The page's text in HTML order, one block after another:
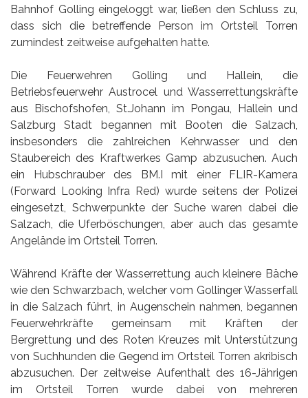
Bahnhof Golling eingeloggt war, ließen den Schluss zu,
dass sich die betreffende Person im Ortsteil Torren
zumindest zeitweise aufgehalten hatte.
Die Feuerwehren Golling und Hallein, die
Betriebsfeuerwehr Austrocel und Wasserrettungskräfte
aus Bischofshofen, St.Johann im Pongau, Hallein und
Salzburg Stadt begannen mit Booten die Salzach,
insbesonders die zahlreichen Kehrwasser und den
Staubereich des Kraftwerkes Gamp abzusuchen. Auch
ein Hubschrauber des BM.I mit einer FLIR-Kamera
(Forward Looking Infra Red) wurde seitens der Polizei
eingesetzt, Schwerpunkte der Suche waren dabei die
Salzach, die Uferböschungen, aber auch das gesamte
Angelände im Ortsteil Torren.
Während Kräfte der Wasserrettung auch kleinere Bäche
wie den Schwarzbach, welcher vom Gollinger Wasserfall
in die Salzach führt, in Augenschein nahmen, begannen
Feuerwehrkräfte gemeinsam mit Kräften der
Bergrettung und des Roten Kreuzes mit Unterstützung
von Suchhunden die Gegend im Ortsteil Torren akribisch
abzusuchen. Der zeitweise Aufenthalt des 16-Jährigen
im Ortsteil Torren wurde dabei von mehreren